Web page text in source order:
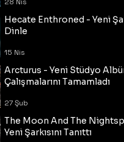
Hecate Enthroned - Yeni
Dinle
15 Nis
Arcturus - Yeni Stüdyo
Çalışmalarını Tamamladı
27 Şub
The Moon And The
Yeni Şarkısını Tanıttı